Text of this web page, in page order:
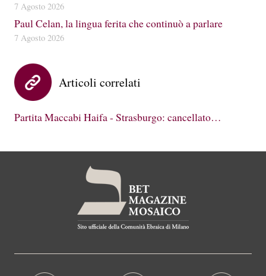
7 Agosto 2026
Paul Celan, la lingua ferita che continuò a parlare
7 Agosto 2026
Articoli correlati
Partita Maccabi Haifa - Strasburgo: cancellato…